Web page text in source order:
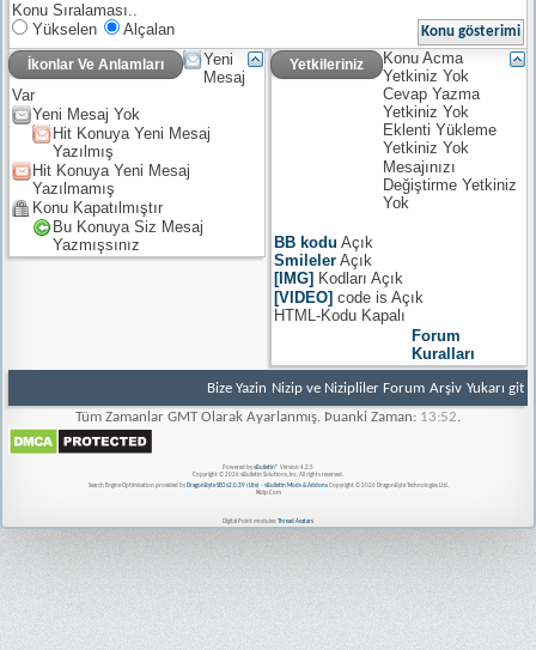
Konu Sıralaması..
Yükselen
Alçalan
İkonlar Ve Anlamları
Yeni
Mesaj
Var
Yeni Mesaj Yok
Hit Konuya Yeni Mesaj
Yazılmış
Hit Konuya Yeni Mesaj
Yazılmamış
Konu Kapatılmıştır
Bu Konuya Siz Mesaj
Yazmışsınız
Yetkileriniz
Konu Acma
YetkinizYok
Cevap Yazma
YetkinizYok
Eklenti Yükleme
YetkinizYok
Mesajınızı
Değiştirme Yetkiniz
Yok
BB kodu Açık
Smileler Açık
[IMG] KodlarıAçık
[VIDEO] code isAçık
HTML-Kodu Kapalı
Forum
Kuralları
Bize Yazin Nizip ve Nizipliler Forum Arşiv Yukarı git
Tüm Zamanlar GMT Olarak Ayarlanmış. Þuanki Zaman: 13:52.
Powered by vBulletin® Version 4.2.5
Copyright © 2026 vBulletin Solutions, Inc. All rights reserved.
Search Engine Optimisation provided by DragonByte SEO v2.0.39 (Lite)- vBulletin Mods & AddonsCopyright © 2026 DragonByte Technologies Ltd.
Nizip.Com
Digital Point modules: Thread Avatars